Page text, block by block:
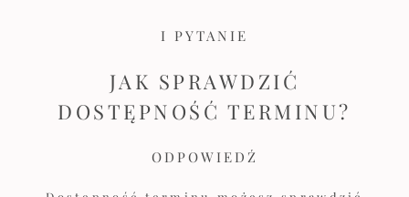
I PYTANIE
JAK SPRAWDZIĆ
DOSTĘPNOŚĆ TERMINU?
ODPOWIEDŹ